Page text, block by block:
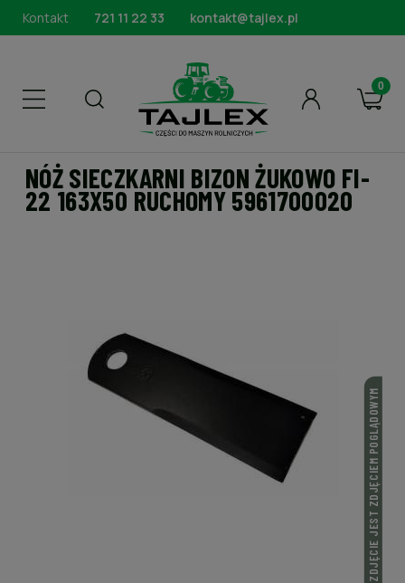
Kontakt 721 11 22 33 kontakt@tajlex.pl
NÓŻ SIECZKARNI BIZON ŻUKOWO FI-
22 163X50 RUCHOMY 5961700020
ZDJĘCIE JEST ZDJĘCIEM POGLĄDOWYM